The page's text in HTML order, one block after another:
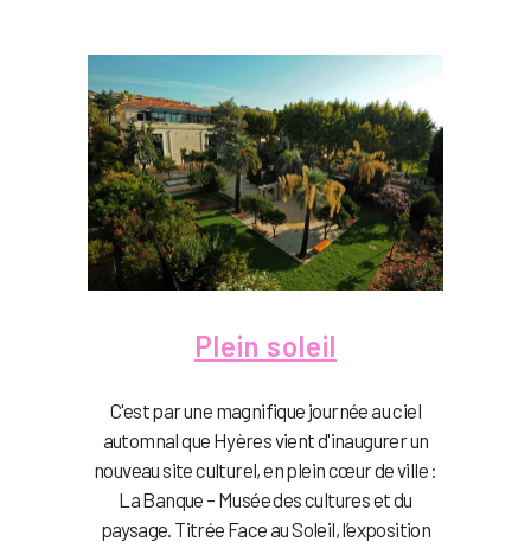
Plein soleil
C'est par une magnifique journée au ciel
automnal que Hyères vient d'inaugurer un
nouveau site culturel, en plein cœur de ville :
La Banque – Musée des cultures et du
paysage. Titrée Face au Soleil, l’exposition